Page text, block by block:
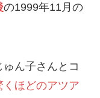
の1999年11月の
ん子さんとコ
くほどのアツア